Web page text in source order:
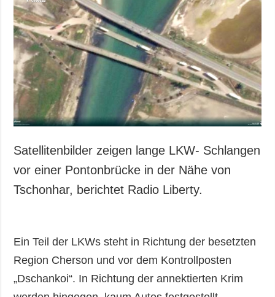
Satellitenbilder zeigen lange LKW- Schlangen
vor einer Pontonbrücke in der Nähe von
Tschonhar, berichtet Radio Liberty.
Ein Teil der LKWs steht in Richtung der besetzten
Region Cherson und vor dem Kontrollposten
„Dschankoi“. In Richtung der annektierten Krim